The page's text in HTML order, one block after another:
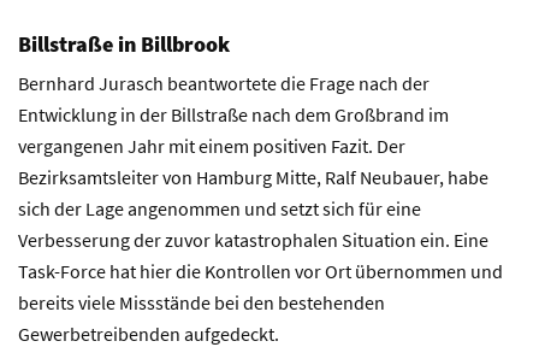
Billstraße in Billbrook
Bernhard Jurasch beantwortete die Frage nach der
Entwicklung in der Billstraße nach dem Großbrand im
vergangenen Jahr mit einem positiven Fazit. Der
Bezirksamtsleiter von Hamburg Mitte, Ralf Neubauer, habe
sich der Lage angenommen und setzt sich für eine
Verbesserung der zuvor katastrophalen Situation ein. Eine
Task-Force hat hier die Kontrollen vor Ort übernommen und
bereits viele Missstände bei den bestehenden
Gewerbetreibenden aufgedeckt.